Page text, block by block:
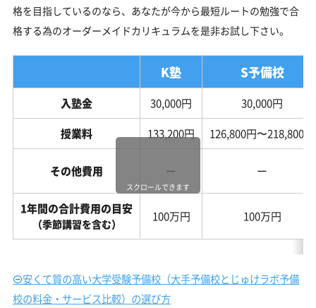
格を目指しているのなら、あなたが今から最短ルートの勉強で合
格する為のオーダーメイドカリキュラムを是非お試し下さい。
K塾 S予備校
入塾金 30,000円
30,000円
授業料
133,200円 126,800円〜218,800円
その他費用 ー ー
1年間の合計費用の目安
（季節講習を含む） 100万円 100万円
スクロールできます
安くて質の高い大学受験予備校（大手予備校とじゅけラボ予備
校の料金・サービス比較）の選び方